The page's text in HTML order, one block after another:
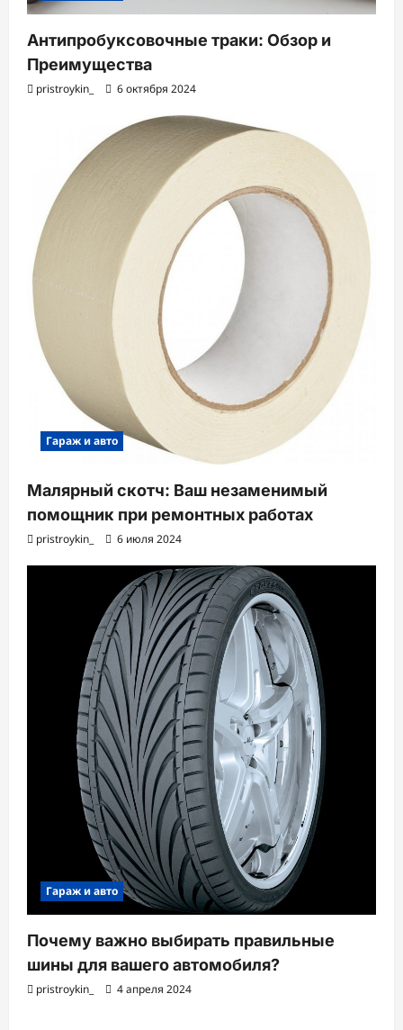
Антипробуксовочные траки: Обзор и
Преимущества
pristroykin_ 6 октября 2024
Гараж и авто
Малярный скотч: Ваш незаменимый
помощник при ремонтных работах
pristroykin_ 6 июля 2024
Гараж и авто
Почему важно выбирать правильные
шины для вашего автомобиля?
pristroykin_ 4 апреля 2024